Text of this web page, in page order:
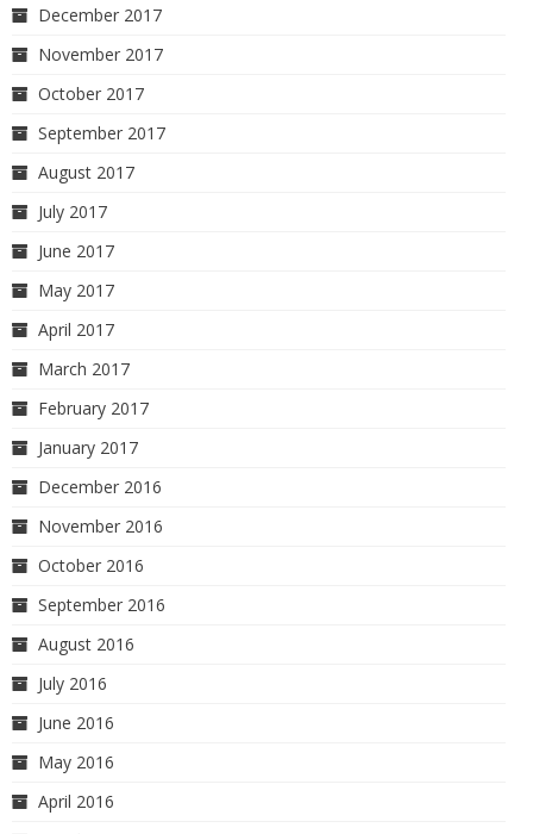
December 2017
November 2017
October 2017
September 2017
August 2017
July 2017
June 2017
May 2017
April 2017
March 2017
February 2017
January 2017
December 2016
November 2016
October 2016
September 2016
August 2016
July 2016
June 2016
May 2016
April 2016